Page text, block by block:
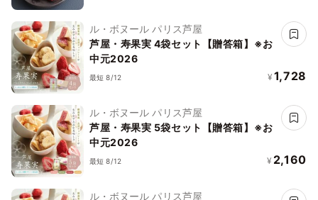
ル・ボヌール パリス芦屋
芦屋・寿果実 4袋セット【贈答箱】※お
中元2026
最短 8/12 ¥ 1,728
ル・ボヌール パリス芦屋
芦屋・寿果実 5袋セット【贈答箱】※お
中元2026
最短 8/12 ¥ 2,160
ル・ボヌール パリス芦屋